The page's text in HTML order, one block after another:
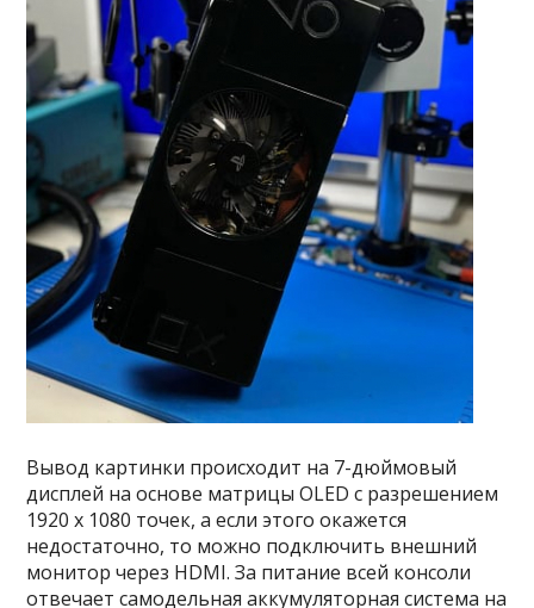
Вывод картинки происходит на 7-дюймовый
дисплей на основе матрицы OLED с разрешением
1920 х 1080 точек, а если этого окажется
недостаточно, то можно подключить внешний
монитор через HDMI. За питание всей консоли
отвечает самодельная аккумуляторная система на